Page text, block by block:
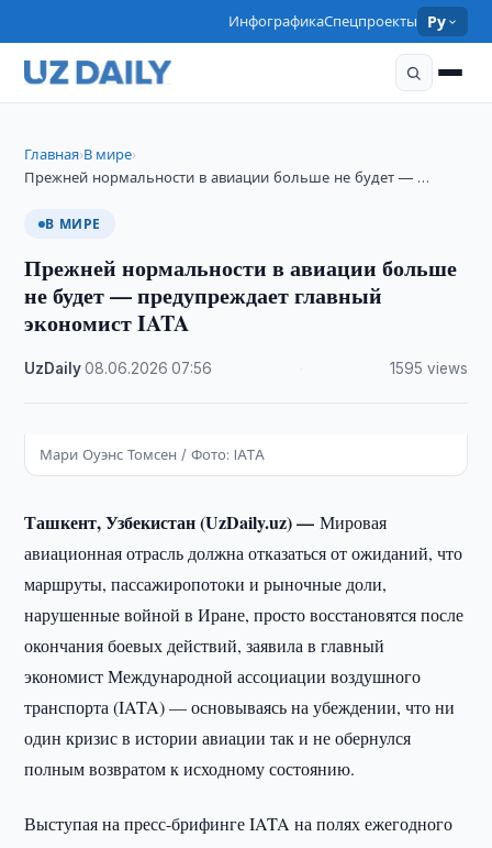
ИнфографикаСпецпроекты Ру
Главная›В мире›
Прежней нормальности в авиации больше не будет — …
В МИРЕ
Прежней нормальности в авиации больше
не будет — предупреждает главный
экономист IATA
UzDaily·08.06.2026 ·07:56 1595 views
Мари Оуэнс Томсен / Фото: IATA
Ташкент, Узбекистан (UzDaily.uz) —Мировая
авиационная отрасль должна отказаться от ожиданий, что
маршруты, пассажиропотоки и рыночные доли,
нарушенные войной в Иране, просто восстановятся после
окончания боевых действий, заявила в главный
экономист Международной ассоциации воздушного
транспорта (IATA) — основываясь на убеждении, что ни
один кризис в истории авиации так и не обернулся
полным возвратом к исходному состоянию.
Выступая на пресс-брифинге IATA на полях ежегодного